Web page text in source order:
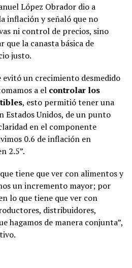
López Obrador dio a
inflación y señaló que no
ni control de precios, sino
que la canasta básica de
justo.
evitó un crecimiento desmedido
a el controlar los
, esto permitió tener una
Estados Unidos, de un punto
en el componente
0.6 de inflación en
2.5”.
tiene que ver con alimentos y
un incremento mayor; por
lo que tiene que ver con
distribuidores,
hagamos de manera conjunta”,